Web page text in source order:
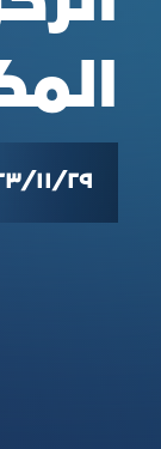
٢٩‏/١١‏/٢٠٢٣